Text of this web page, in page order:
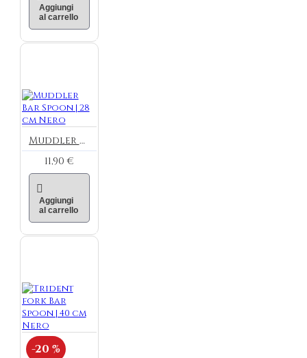
Aggiungi
al carrello
Muddler Bar Spoon | 28 cm Nero
11,90 €
Aggiungi
al carrello
-20 %